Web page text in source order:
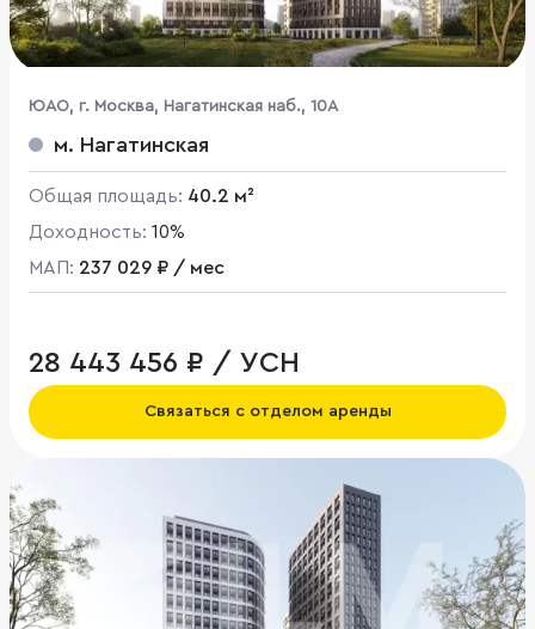
ЮАО, г. Москва, Нагатинская наб., 10А
м. Нагатинская
Общая площадь: 40.2 м²
Доходность: 10%
МАП: 237 029 ₽ / мес
28 443 456 ₽ / УСН
Связаться с отделом аренды